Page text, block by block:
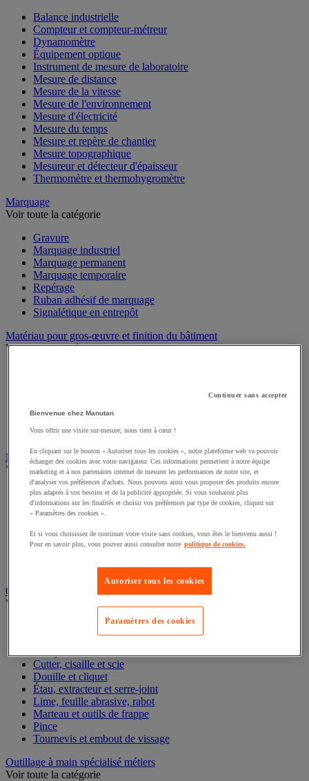
Balance industrielle
Compteur et compteur-métreur
Dynamomètre
Équipement optique
Instrument de mesure de laboratoire
Mesure de distance
Mesure de la vitesse
Mesure de l'environnement
Mesure d'électricité
Mesure du temps
Mesure et repère de chantier
Mesure topographique
Mesureur et détecteur d'épaisseur
Thermomètre et thermohygromètre
Marquage
Voir toute la catégorie
Gravure
Marquage industriel
Marquage permanent
Marquage temporaire
Repérage
Ruban adhésif de marquage
Signalétique en entrepôt
Matériau pour gros-œuvre et finition du bâtiment
Voir toute la catégorie
Enduit et plâtre
Ragréage
Nettoyant et dégraissant
Voir toute la catégorie
Anti-adhérent soudure
Dégraissant alimentaire
Dégraissant industriel
Détection de fuite
Nettoyant et protection électronique
Nettoyant pour graffiti
Outillage à main
Voir toute la catégorie
Clé et tournevis dynamométrique
Cutter, cisaille et scie
Douille et cliquet
Étau, extracteur et serre-joint
Lime, feuille abrasive, rabot
Marteau et outils de frappe
Pince
Tournevis et embout de vissage
Outillage à main spécialisé métiers
Voir toute la catégorie
Continuer sans accepter
Bienvenue chez Manutan
Vous offrir une visite sur-mesure, nous tient à cœur !
En cliquant sur le bouton « Autoriser tous les cookies », notre plateforme web va pouvoir
échanger des cookies avec votre navigateur. Ces informations permettent à notre équipe
marketing et à nos partenaires internet de mesurer les performances de notre site, et
d'analyser vos préférences d'achats. Nous pouvons ainsi vous proposer des produits encore
plus adaptés à vos besoins et de la publicité appropriée. Si vous souhaitez plus
d'informations sur les finalités et choisir vos préférences par type de cookies, cliquez sur
« Paramètres des cookies ».
Et si vous choisissez de continuer votre visite sans cookies, vous êtes le bienvenu aussi !
Pour en savoir plus, vous pouvez aussi consulter notre politique de cookies.
Autoriser tous les cookies
Paramètres des cookies